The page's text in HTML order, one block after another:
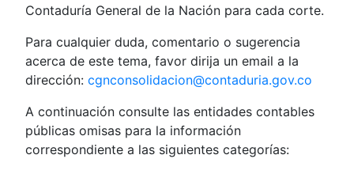
Contaduría General de la Nación para cada corte.
Para cualquier duda, comentario o sugerencia
acerca de este tema, favor dirija un email a la
dirección: cgnconsolidacion@contaduria.gov.co
A continuación consulte las entidades contables
públicas omisas para la información
correspondiente a las siguientes categorías: